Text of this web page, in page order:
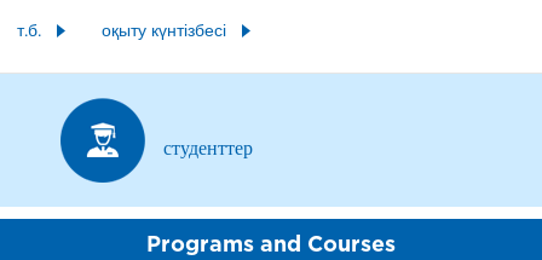
т.б. оқыту күнтізбесі
студенттер
Programs and Courses